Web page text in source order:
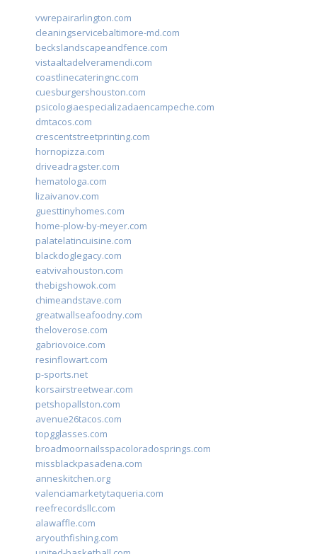
vwrepairarlington.com
cleaningservicebaltimore-md.com
beckslandscapeandfence.com
vistaaltadelveramendi.com
coastlinecateringnc.com
cuesburgershouston.com
psicologiaespecializadaencampeche.com
dmtacos.com
crescentstreetprinting.com
hornopizza.com
driveadragster.com
hematologa.com
lizaivanov.com
guesttinyhomes.com
home-plow-by-meyer.com
palatelatincuisine.com
blackdoglegacy.com
eatvivahouston.com
thebigshowok.com
chimeandstave.com
greatwallseafoodny.com
theloverose.com
gabriovoice.com
resinflowart.com
p-sports.net
korsairstreetwear.com
petshopallston.com
avenue26tacos.com
topgglasses.com
broadmoornailsspacoloradosprings.com
missblackpasadena.com
anneskitchen.org
valenciamarketytaqueria.com
reefrecordsllc.com
alawaffle.com
aryouthfishing.com